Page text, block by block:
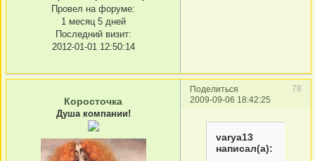
Провел на форуме:
1 месяц 5 дней
Последний визит:
2012-01-01 12:50:14
Поделиться
78
2009-09-06 18:42:25
Коросточка
Душа компании!
varya13
написал(а):